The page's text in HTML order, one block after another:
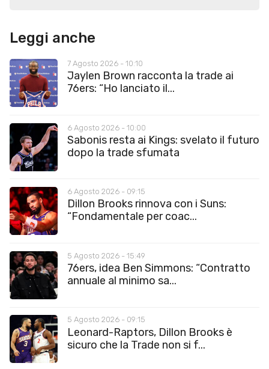
Leggi anche
7 Agosto 2026 - 10:10
Jaylen Brown racconta la trade ai
76ers: “Ho lanciato il...
6 Agosto 2026 - 10:00
Sabonis resta ai Kings: svelato il futuro
dopo la trade sfumata
6 Agosto 2026 - 09:15
Dillon Brooks rinnova con i Suns:
“Fondamentale per coac...
5 Agosto 2026 - 15:49
76ers, idea Ben Simmons: “Contratto
annuale al minimo sa...
5 Agosto 2026 - 09:15
Leonard-Raptors, Dillon Brooks è
sicuro che la Trade non si f...